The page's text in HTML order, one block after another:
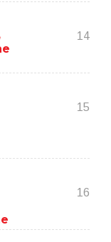
14
15
16